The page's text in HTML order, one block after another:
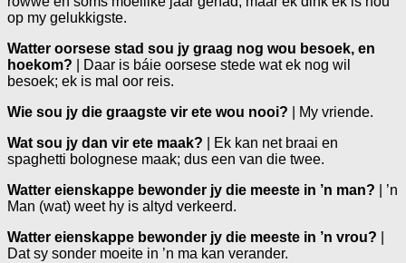
op my gelukkigste.
Watter oorsese stad sou jy graag nog wou besoek, en
hoekom? | Daar is báie oorsese stede wat ek nog wil
besoek; ek is mal oor reis.
Wie sou jy die graagste vir ete wou nooi? | My vriende.
Wat sou jy dan vir ete maak? | Ek kan net braai en
spaghetti bolognese maak; dus een van die twee.
Watter eienskappe bewonder jy die meeste in ’n man? | ’n
Man (wat) weet hy is altyd verkeerd.
Watter eienskappe bewonder jy die meeste in ’n vrou?
Dat sy sonder moeite in ’n ma kan verander.